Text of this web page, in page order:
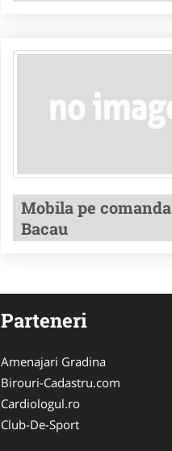
Mobila pe comanda
Bacau
Parteneri
Amenajari Gradina
Birouri-Cadastru.com
Cardiologul.ro
Club-De-Sport